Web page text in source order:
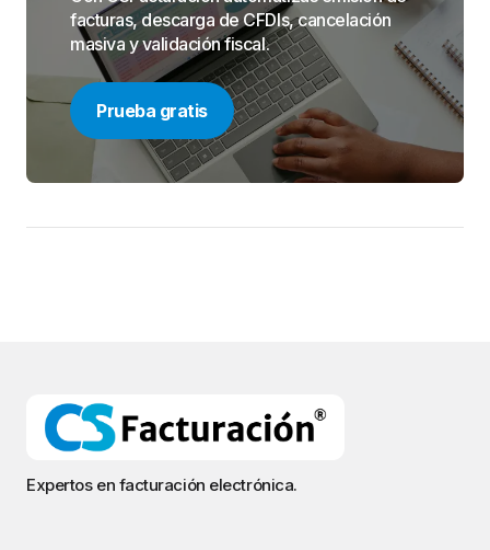
facturas, descarga de CFDIs, cancelación
masiva y validación fiscal.
Prueba gratis
Expertos en facturación electrónica.